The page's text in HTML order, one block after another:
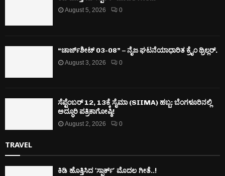
August 5, 2026 0
“ಚಾರ್ಜ್‌ಶೀಟ್ 03-08” – ನೈಜ ಘಟನೆಯಾಧಾರಿತ ಕ್ರೈಂ ಥ್ರಿಲ್ಲರ್.
August 3, 2026 0
ಸೆಪ್ಟೆಂಬರ್ 12, 13ಕ್ಕೆ ಸೈಮಾ (SIIMA) ಹಬ್ಬ: ಬೆಂಗಳೂರಿನಲ್ಲಿ
ಅದ್ಧೂರಿ ಪತ್ರಿಕಾಗೋಷ್ಠಿ!
August 2, 2026 0
TRAVEL
ಕಿಡಿ‌‌ ಹೊತ್ತಿಸಿದ ‘ಸ್ಪಾರ್ಕ್’ ಮೊದಲ‌ ಗೀತೆ..!